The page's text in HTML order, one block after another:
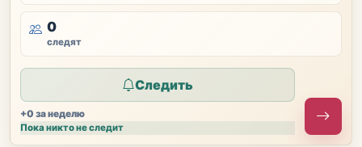
0
следят
Следить
+0 за неделю
Пока никто не следит